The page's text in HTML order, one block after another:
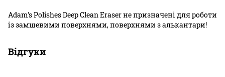
Adam's Polishes Deep Clean Eraser не призначені для роботи
із замшевими поверхнями, поверхнями з алькантари!
Відгуки